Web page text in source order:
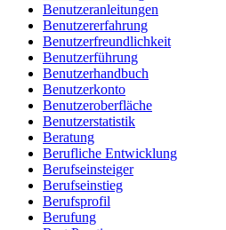
Benutzeranleitungen
Benutzererfahrung
Benutzerfreundlichkeit
Benutzerführung
Benutzerhandbuch
Benutzerkonto
Benutzeroberfläche
Benutzerstatistik
Beratung
Berufliche Entwicklung
Berufseinsteiger
Berufseinstieg
Berufsprofil
Berufung